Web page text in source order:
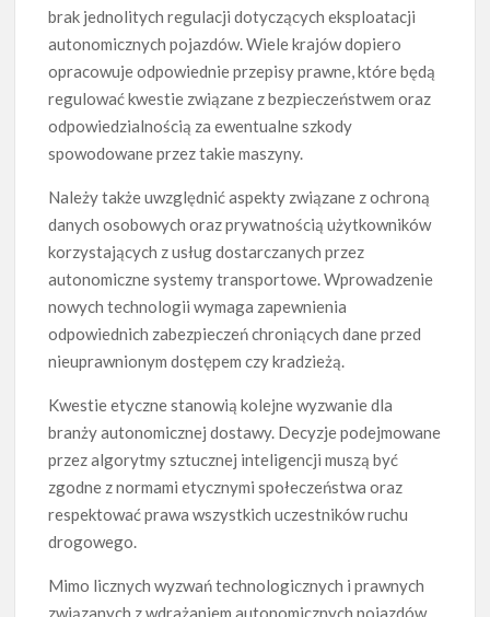
brak jednolitych regulacji dotyczących eksploatacji
autonomicznych pojazdów. Wiele krajów dopiero
opracowuje odpowiednie przepisy prawne, które będą
regulować kwestie związane z bezpieczeństwem oraz
odpowiedzialnością za ewentualne szkody
spowodowane przez takie maszyny.
Należy także uwzględnić aspekty związane z ochroną
danych osobowych oraz prywatnością użytkowników
korzystających z usług dostarczanych przez
autonomiczne systemy transportowe. Wprowadzenie
nowych technologii wymaga zapewnienia
odpowiednich zabezpieczeń chroniących dane przed
nieuprawnionym dostępem czy kradzieżą.
Kwestie etyczne stanowią kolejne wyzwanie dla
branży autonomicznej dostawy. Decyzje podejmowane
przez algorytmy sztucznej inteligencji muszą być
zgodne z normami etycznymi społeczeństwa oraz
respektować prawa wszystkich uczestników ruchu
drogowego.
Mimo licznych wyzwań technologicznych i prawnych
związanych z wdrażaniem autonomicznych pojazdów